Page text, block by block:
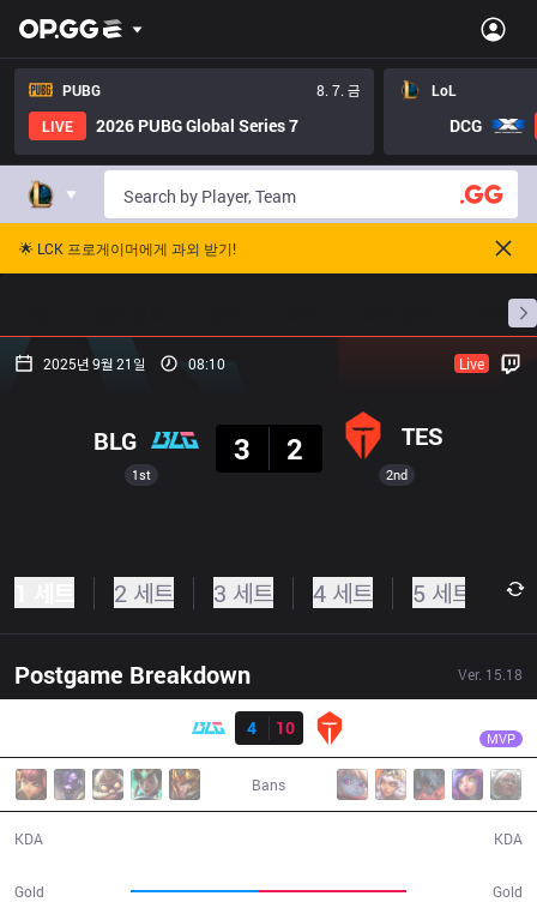
PUBG
8. 7. 금
LIVE
2026 PUBG Global Series 7
LoL
DCG
🌟 LCK 프로게이머에게 과외 받기!
프로빌
2025년 9월 21일 08:10 Live
1st
BLG
3
2 TES
2nd
2 세트 3 세트 4 세트 5 세트
Postgame Breakdown Ver. 15.18
4
10 MVP
Bans
KDA
Gold Gold
KDA